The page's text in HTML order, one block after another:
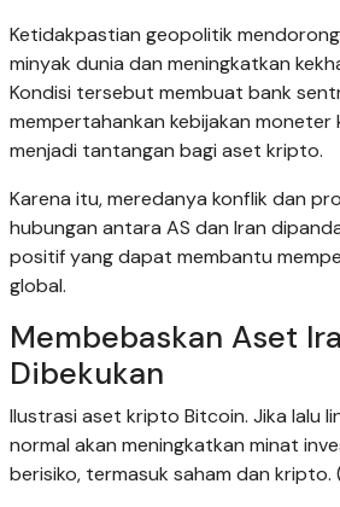
Ketidakpastian geopolitik
minyak dunia dan meningkatkan
Kondisi tersebut membuat bank
mempertahankan kebijakan moneter
menjadi tantangan bagi aset kripto.
Karena itu, meredanya konflik dan
hubungan antara AS dan Iran
positif yang dapat membantu
global.
Membebaskan Aset
Dibekukan
Ilustrasi aset kripto Bitcoin. Jika lalu
normal akan meningkatkan minat
berisiko, termasuk saham dan kripto.